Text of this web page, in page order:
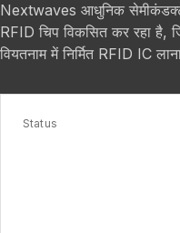
Nextwaves आधुनिक
RFID चिप विकसित कर रहा है,
वियतनाम में निर्मित RFID IC
Status